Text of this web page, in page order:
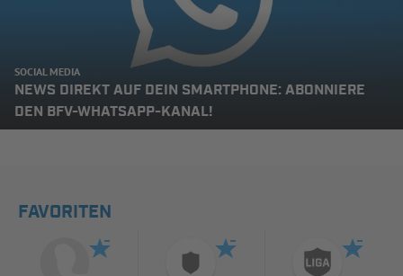
SOCIAL MEDIA
NEWS DIREKT AUF DEIN SMARTPHONE: ABONNIERE
DEN BFV-WHATSAPP-KANAL!
FAVORITEN